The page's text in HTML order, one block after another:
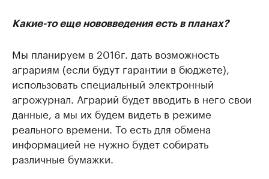
Какие-то еще нововведения есть в планах?
Мы планируем в 2016г. дать возможность
аграриям (если будут гарантии в бюджете),
использовать специальный электронный
агрожурнал. Аграрий будет вводить в него свои
данные, а мы их будем видеть в режиме
реального времени. То есть для обмена
информацией не нужно будет собирать
различные бумажки.